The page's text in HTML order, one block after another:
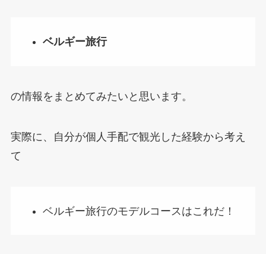
ベルギー旅行
の情報をまとめてみたいと思います。
実際に、自分が個人手配で観光した経験から考え
て
ベルギー旅行のモデルコースはこれだ！